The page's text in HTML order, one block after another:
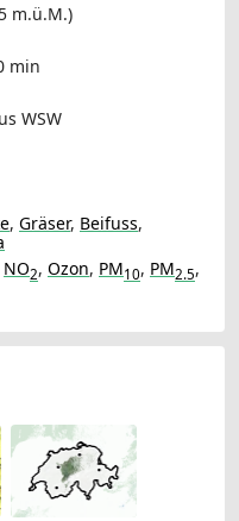
m.ü.M.)
min
WSW
, Gräser, Beifuss,
NO2, Ozon, PM10, PM2.5,